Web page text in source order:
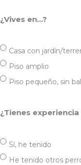
¿Vives en…?
Casa con jardín/
Piso amplio
Piso pequeño, sin
¿Tienes
Sí, he tenido
He tenido otros